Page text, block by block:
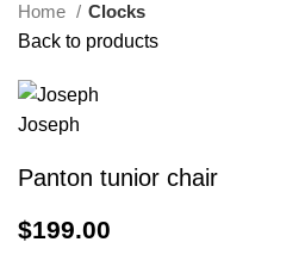
Home
Clocks
Back to products
Panton tunior chair
$199.00